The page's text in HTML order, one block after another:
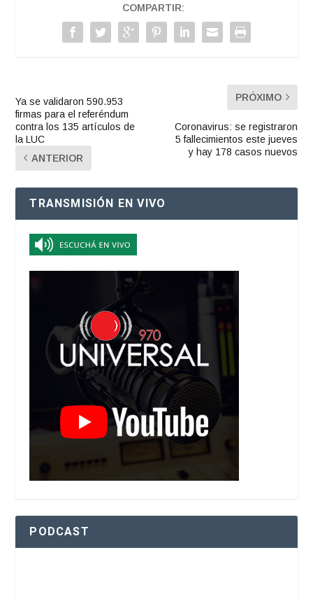
COMPARTIR:
Ya se validaron 590.953
firmas para el referéndum
contra los 135 artículos de
la LUC
ANTERIOR
PRÓXIMO
Coronavirus: se registraron
5 fallecimientos este jueves
y hay 178 casos nuevos
TRANSMISIÓN EN VIVO
PODCAST